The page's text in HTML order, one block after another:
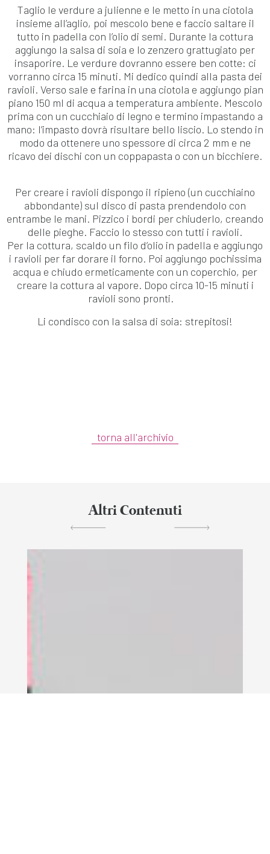
Taglio le verdure a julienne e le metto in una ciotola
insieme all’aglio, poi mescolo bene e faccio saltare il
tutto in padella con l’olio di semi. Durante la cottura
aggiungo la salsa di soia e lo zenzero grattugiato per
insaporire. Le verdure dovranno essere ben cotte: ci
vorranno circa 15 minuti. Mi dedico quindi alla pasta dei
ravioli. Verso sale e farina in una ciotola e aggiungo pian
piano 150 ml di acqua a temperatura ambiente. Mescolo
prima con un cucchiaio di legno e termino impastando a
mano: l’impasto dovrà risultare bello liscio. Lo stendo in
modo da ottenere uno spessore di circa 2 mm e ne
ricavo dei dischi con un coppapasta o con un bicchiere.
Per creare i ravioli dispongo il ripieno (un cucchiaino
abbondante) sul disco di pasta prendendolo con
entrambe le mani. Pizzico i bordi per chiuderlo, creando
delle pieghe. Faccio lo stesso con tutti i ravioli.
Per la cottura, scaldo un filo d’olio in padella e aggiungo
i ravioli per far dorare il forno. Poi aggiungo pochissima
acqua e chiudo ermeticamente con un coperchio, per
creare la cottura al vapore. Dopo circa 10-15 minuti i
ravioli sono pronti.
Li condisco con la salsa di soia: strepitosi!
torna all'archivio
Altri Contenuti